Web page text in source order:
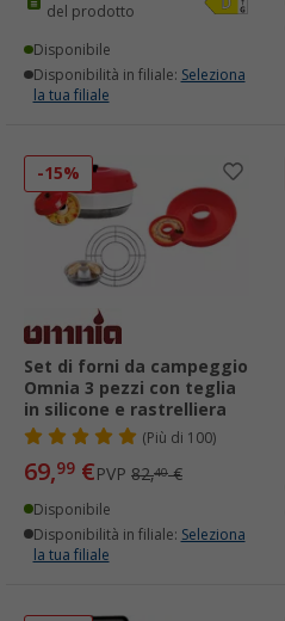
del prodotto
Disponibile
Disponibilità in filiale: Seleziona
la tua filiale
-15%
Set di forni da campeggio
Omnia 3 pezzi con teglia
in silicone e rastrelliera
(Più di 100)
69,99 €PVP 82,40€
Disponibile
Disponibilità in filiale: Seleziona
la tua filiale